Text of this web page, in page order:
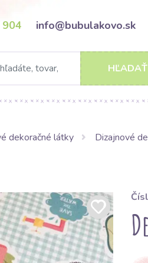
info@bubulakovo.sk
HĽADAŤ
dekoračné látky
Dizajnové